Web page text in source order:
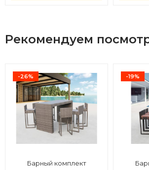
Рекомендуем
-26%
Барный комплект
-19%